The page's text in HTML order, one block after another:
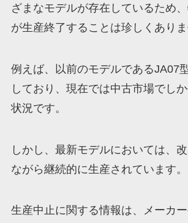
ざまなモデルが存在しているため
が生産終了することは珍しくありま
例えば、以前のモデルであるJA07
しており、現在では中古市場でし
状況です。
しかし、最新モデルにおいては、
ながら継続的に生産されています。
生産中止に関する情報は、メーカ